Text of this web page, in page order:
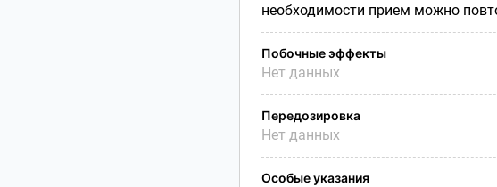
необходимости прием можно
Побочные эффекты
Нет данных
Передозировка
Нет данных
Особые указания